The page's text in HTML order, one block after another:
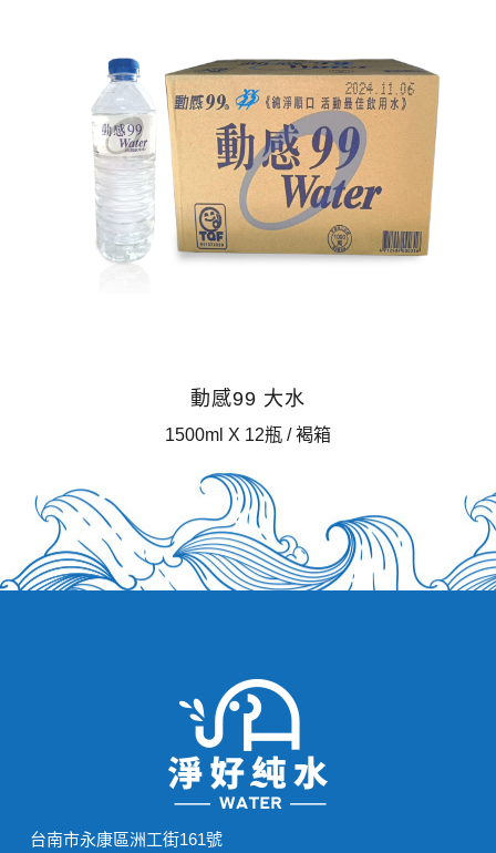
動感99 大水
1500ml X 12瓶 / 褐箱
台南市永康區洲工街161號